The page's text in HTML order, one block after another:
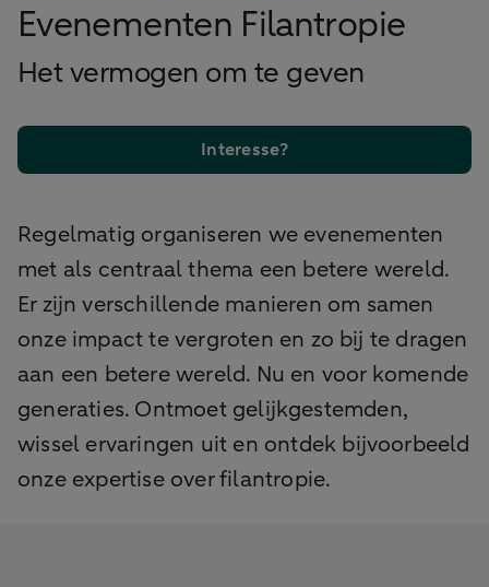
Evenementen Filantropie
Het vermogen om te geven
Interesse?
Regelmatig organiseren we evenementen
met als centraal thema een betere wereld.
Er zijn verschillende manieren om samen
onze impact te vergroten en zo bij te dragen
aan een betere wereld. Nu en voor komende
generaties. Ontmoet gelijkgestemden,
wissel ervaringen uit en ontdek bijvoorbeeld
onze expertise over filantropie.